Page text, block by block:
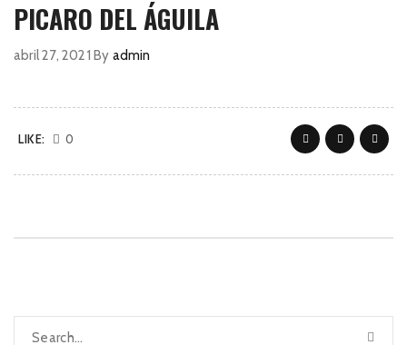
PICARO DEL ÁGUILA
abril 27, 2021 By admin
LIKE: 0